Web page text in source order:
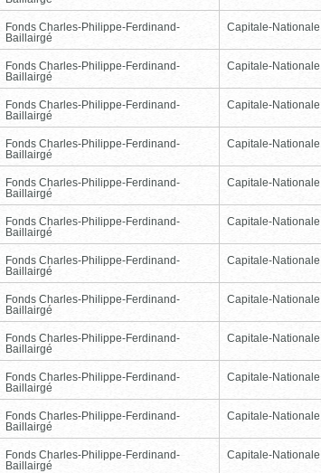
Fonds Charles-Philippe-Ferdinand-
Baillairgé
Capitale-Nationale
Fonds Charles-Philippe-Ferdinand-
Baillairgé
Capitale-Nationale
Fonds Charles-Philippe-Ferdinand-
Baillairgé
Capitale-Nationale
Fonds Charles-Philippe-Ferdinand-
Baillairgé
Capitale-Nationale
Fonds Charles-Philippe-Ferdinand-
Baillairgé
Capitale-Nationale
Fonds Charles-Philippe-Ferdinand-
Baillairgé
Capitale-Nationale
Fonds Charles-Philippe-Ferdinand-
Baillairgé
Capitale-Nationale
Fonds Charles-Philippe-Ferdinand-
Baillairgé
Capitale-Nationale
Fonds Charles-Philippe-Ferdinand-
Baillairgé
Capitale-Nationale
Fonds Charles-Philippe-Ferdinand-
Baillairgé
Capitale-Nationale
Fonds Charles-Philippe-Ferdinand-
Baillairgé
Capitale-Nationale
Fonds Charles-Philippe-Ferdinand-
Baillairgé
Capitale-Nationale